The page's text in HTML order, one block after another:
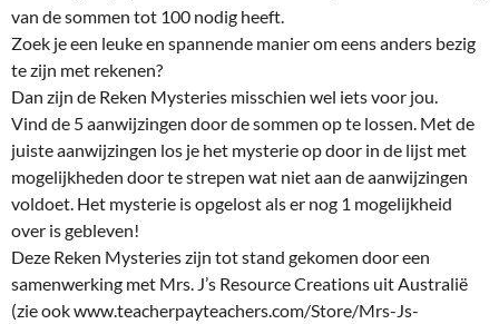
van de sommen tot 100 nodig heeft.
Zoek je een leuke en spannende manier om eens anders bezig
te zijn met rekenen?
Dan zijn de Reken Mysteries misschien wel iets voor jou.
Vind de 5 aanwijzingen door de sommen op te lossen. Met de
juiste aanwijzingen los je het mysterie op door in de lijst met
mogelijkheden door te strepen wat niet aan de aanwijzingen
voldoet. Het mysterie is opgelost als er nog 1 mogelijkheid
over is gebleven!
Deze Reken Mysteries zijn tot stand gekomen door een
samenwerking met Mrs. J’s Resource Creations uit Australië
(zie ook www.teacherpayteachers.com/Store/Mrs-Js-